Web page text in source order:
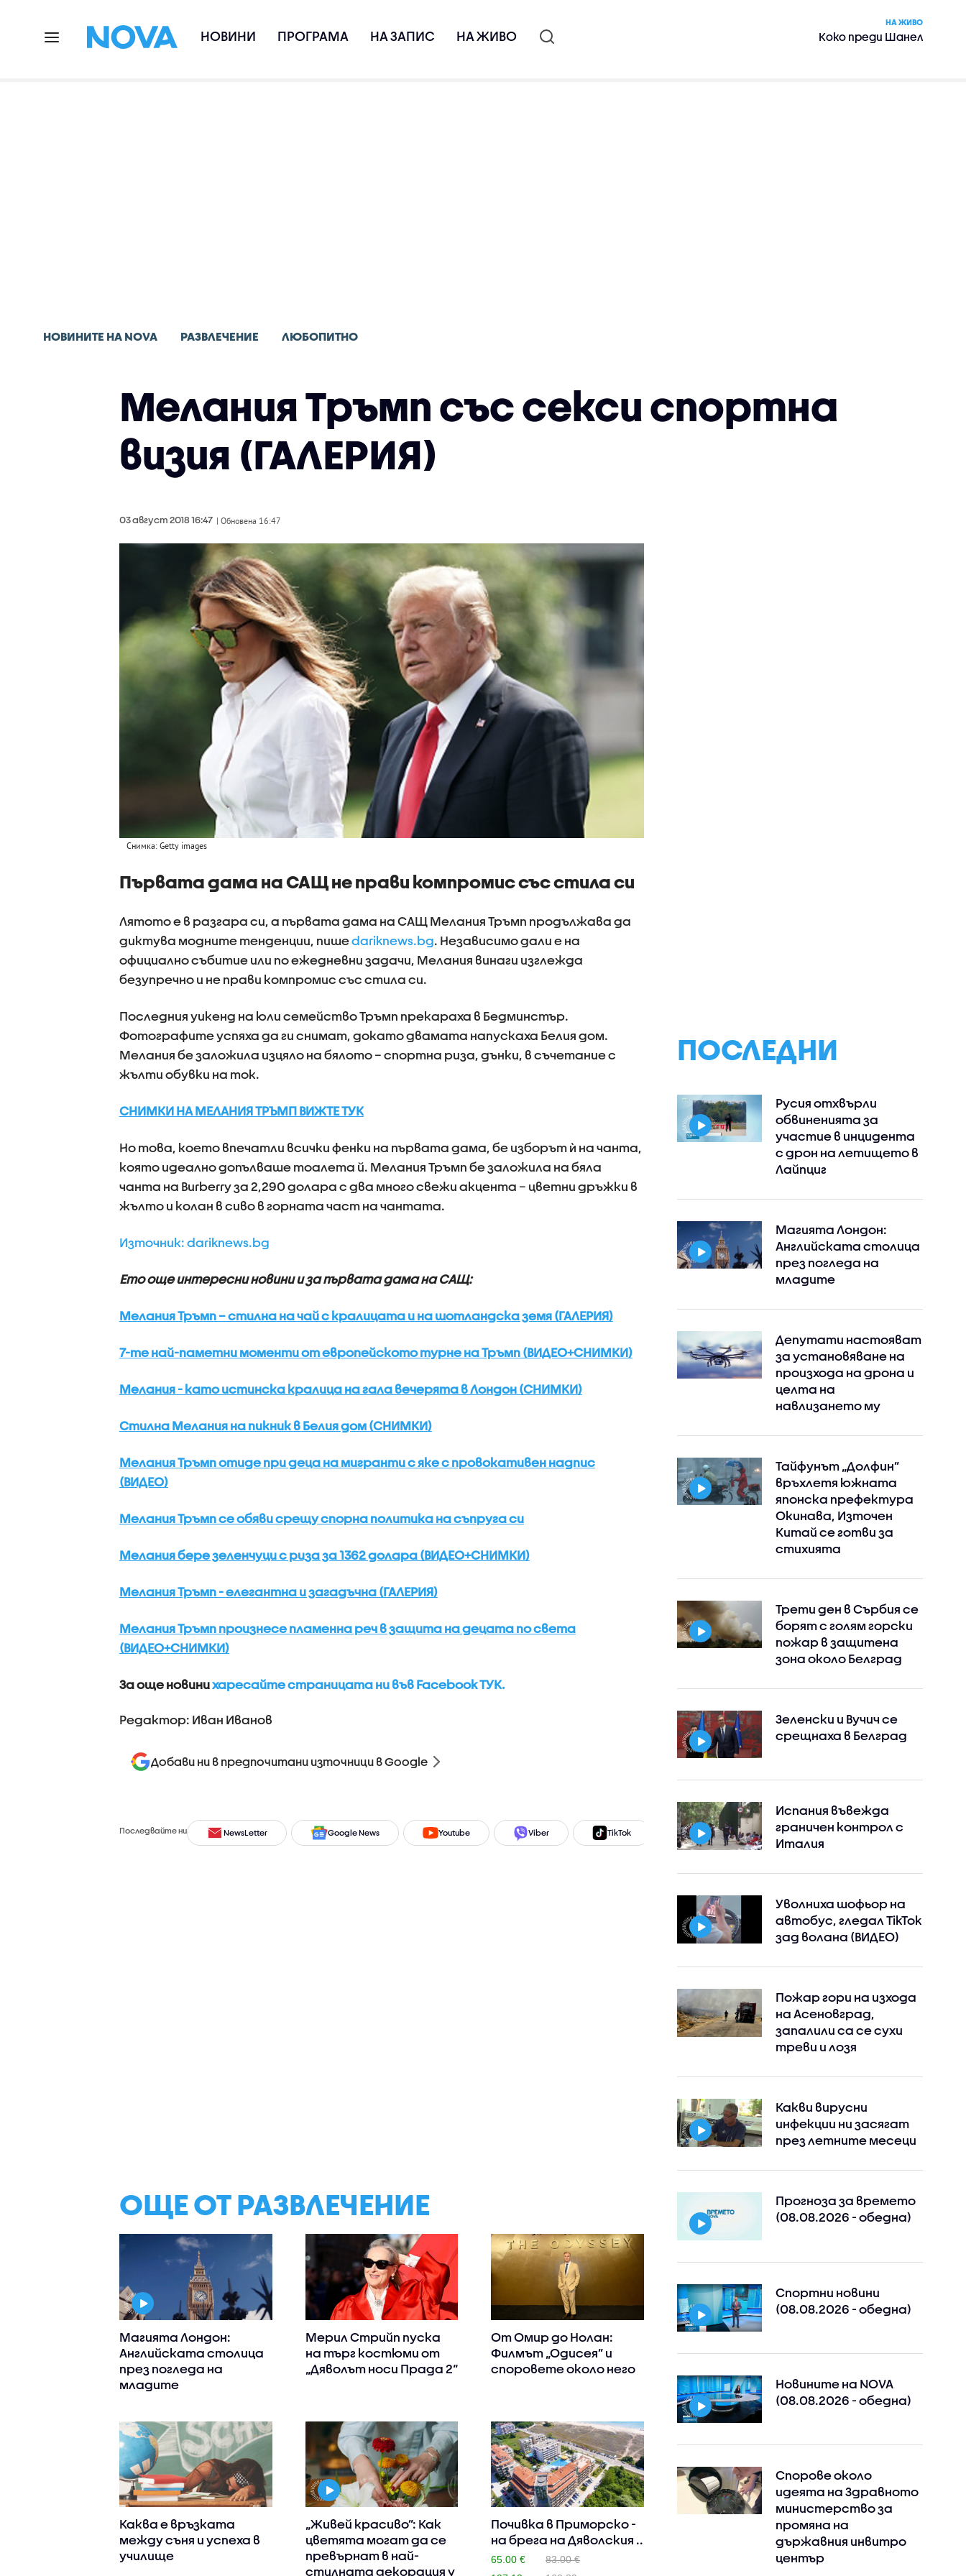
НОВИНИ ПРОГРАМА НА ЗАПИС НА ЖИВО
НА ЖИВО
Коко преди Шанел
НОВИНИТЕ НА NOVA РАЗВЛЕЧЕНИЕ ЛЮБОПИТНО
Мелания Тръмп със секси спортна
визия (ГАЛЕРИЯ)
03 август 2018 16:47 | Обновена 16:47
Снимка: Getty images
Първата дама на САЩ не прави компромис със стила си
Лятото е в разгара си, а първата дама на САЩ Мелания Тръмп продължава да
диктува модните тенденции, пишеdariknews.bg. Независимо дали е на
официално събитие или по ежедневни задачи, Мелания винаги изглежда
безупречно и не прави компромис със стила си.
Последния уикенд на юли семейство Тръмп прекараха в Бедминстър.
Фотографите успяха да ги снимат, докато двамата напускаха Белия дом.
Мелания бе заложила изцяло на бялото – спортна риза, дънки, в съчетание с
жълти обувки на ток.
СНИМКИ НА МЕЛАНИЯ ТРЪМП ВИЖТЕ ТУК
Но това, което впечатли всички фенки на първата дама, бе изборът ѝ на чанта,
която идеално допълваше тоалета й. Мелания Тръмп бе заложила на бяла
чанта на Burberry за 2,290 долара с два много свежи акцента – цветни дръжки в
жълто и колан в сиво в горната част на чантата.
Източник: dariknews.bg
Ето още интересни новини и за първата дама на САЩ:
Мелания Тръмп – стилна на чай с кралицата и на шотландска земя (ГАЛЕРИЯ)
7-те най-паметни моменти от европейското турне на Тръмп (ВИДЕО+СНИМКИ)
Мелания - като истинска кралица на гала вечерята в Лондон (СНИМКИ)
Стилна Мелания на пикник в Белия дом (СНИМКИ)
Мелания Тръмп отиде при деца на мигранти с яке с провокативен надпис
(ВИДЕО)
Мелания Тръмп се обяви срещу спорна политика на съпруга си
Мелания бере зеленчуци с риза за 1362 долара (ВИДЕО+СНИМКИ)
Мелания Тръмп - елегантна и загадъчна (ГАЛЕРИЯ)
Мелания Тръмп произнесе пламенна реч в защита на децата по света
(ВИДЕО+СНИМКИ)
За още новинихаресайте страницата ни във Facebook ТУК.
Редактор: Иван Иванов
Добави ни в предпочитани източници в Google
Последвайте ни NewsLetter Google News Youtube Viber TikTok Instagram Facebook
ОЩЕ ОТ РАЗВЛЕЧЕНИЕ
Магията Лондон:
Английската столица
през погледа на
младите
Мерил Стрийп пуска
на търг костюми от
„Дяволът носи Прада 2“
От Омир до Нолан:
Филмът „Одисея” и
споровете около него
Каква е връзката
между съня и успеха в
училище
„Живей красиво”: Как
цветята могат да се
превърнат в най-
стилната декорация у
Почивка в Приморско -
на брега на Дяволския ..
65.00 €
83.00 €
ПОСЛЕДНИ
Русия отхвърли
обвиненията за
участие в инцидента
с дрон на летището в
Лайпциг
Магията Лондон:
Английската столица
през погледа на
младите
Депутати настояват
за установяване на
произхода на дрона и
целта на
навлизането му
Тайфунът „Долфин”
връхлетя южната
японска префектура
Окинава, Източен
Китай се готви за
стихията
Трети ден в Сърбия се
борят с голям горски
пожар в защитена
зона около Белград
Зеленски и Вучич се
срещнаха в Белград
Испания въвежда
граничен контрол с
Италия
Уволниха шофьор на
автобус, гледал TikTok
зад волана (ВИДЕО)
Пожар гори на изхода
на Асеновград,
запалили са се сухи
треви и лозя
Какви вирусни
инфекции ни засягат
през летните месеци
Прогноза за времето
(08.08.2026 - обедна)
Спортни новини
(08.08.2026 - обедна)
Новините на NOVA
(08.08.2026 - обедна)
Спорове около
идеята на Здравното
министерство за
промяна на
държавния инвитро
център